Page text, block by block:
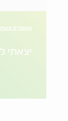
מטופלים
יצאתי